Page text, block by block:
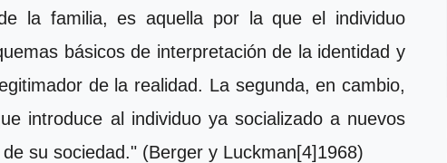
la familia, es aquella por la que el individuo
básicos de interpretación de la identidad y
de la realidad. La segunda, en cambio,
introduce al individuo ya socializado a nuevos
su sociedad." (Berger y Luckman[4]1968)